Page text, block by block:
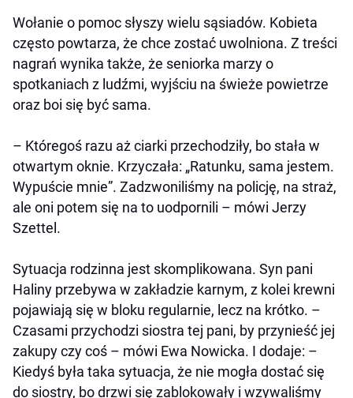
Wołanie o pomoc słyszy wielu sąsiadów. Kobieta
często powtarza, że chce zostać uwolniona. Z treści
nagrań wynika także, że seniorka marzy o
spotkaniach z ludźmi, wyjściu na świeże powietrze
oraz boi się być sama.
– Któregoś razu aż ciarki przechodziły, bo stała w
otwartym oknie. Krzyczała: „Ratunku, sama jestem.
Wypuście mnie”. Zadzwoniliśmy na policję, na straż,
ale oni potem się na to uodpornili – mówi Jerzy
Szettel.
Sytuacja rodzinna jest skomplikowana. Syn pani
Haliny przebywa w zakładzie karnym, z kolei krewni
pojawiają się w bloku regularnie, lecz na krótko. –
Czasami przychodzi siostra tej pani, by przynieść jej
zakupy czy coś – mówi Ewa Nowicka. I dodaje: –
Kiedyś była taka sytuacja, że nie mogła dostać się
do siostry, bo drzwi się zablokowały i wzywaliśmy